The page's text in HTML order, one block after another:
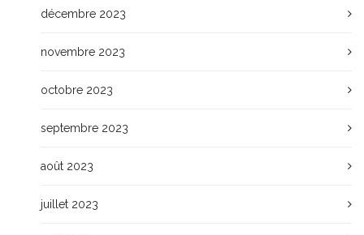
décembre 2023
novembre 2023
octobre 2023
septembre 2023
août 2023
juillet 2023